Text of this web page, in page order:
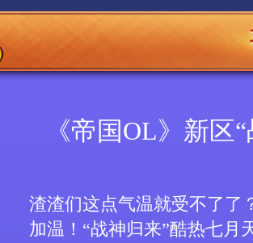
《帝国OL》新区
渣渣们这点气温就受不了了
加温！“战神归来”酷热七月